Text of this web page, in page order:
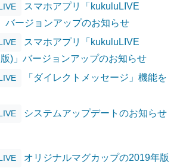
スマホアプリ「kukuluLIVE
バージョンアップのお知らせ
スマホアプリ「kukuluLIVE
)」バージョンアップのお知らせ
「ダイレクトメッセージ」機能を
システムアップデートのお知らせ
オリジナルマグカップの2019年版